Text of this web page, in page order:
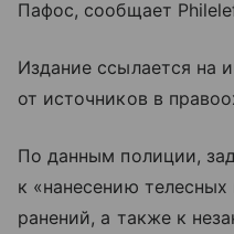
Пафос, сообщает
Издание ссылается на
от источников в
По данным полиции,
к «нанесению
ранений, а также к